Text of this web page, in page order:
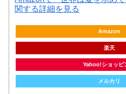
関する詳細を見る
Amazon
楽天
Yahoo!ショッピ
メルカリ